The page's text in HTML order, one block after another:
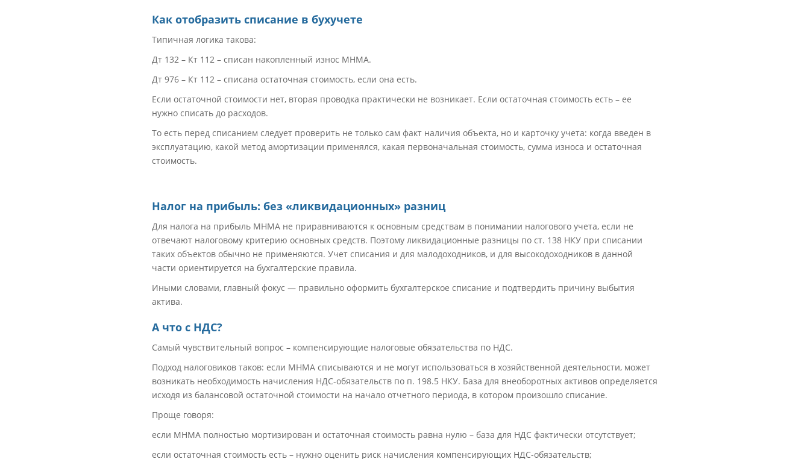
Как отобразить списание в бухучете
Типичная логика такова:
Дт 132 – Кт 112 – списан накопленный износ МНМА.
Дт 976 – Кт 112 – списана остаточная стоимость, если она есть.
Если остаточной стоимости нет, вторая проводка практически не возникает. Если остаточная стоимость есть – ее
нужно списать до расходов.
То есть перед списанием следует проверить не только сам факт наличия объекта, но и карточку учета: когда введен в
эксплуатацию, какой метод амортизации применялся, какая первоначальная стоимость, сумма износа и остаточная
стоимость.
Налог на прибыль: без «ликвидационных» разниц
Для налога на прибыль МНМА не приравниваются к основным средствам в понимании налогового учета, если не
отвечают налоговому критерию основных средств. Поэтому ликвидационные разницы по ст. 138 НКУ при списании
таких объектов обычно не применяются. Учет списания и для малодоходников, и для высокодоходников в данной
части ориентируется на бухгалтерские правила.
Иными словами, главный фокус — правильно оформить бухгалтерское списание и подтвердить причину выбытия
актива.
А что с НДС?
Самый чувствительный вопрос – компенсирующие налоговые обязательства по НДС.
Подход налоговиков таков: если МНМА списываются и не могут использоваться в хозяйственной деятельности, может
возникать необходимость начисления НДС-обязательств по п. 198.5 НКУ. База для внеоборотных активов определяется
исходя из балансовой остаточной стоимости на начало отчетного периода, в котором произошло списание.
Проще говоря:
если МНМА полностью мортизирован и остаточная стоимость равна нулю – база для НДС фактически отсутствует;
если остаточная стоимость есть – нужно оценить риск начисления компенсирующих НДС-обязательств;